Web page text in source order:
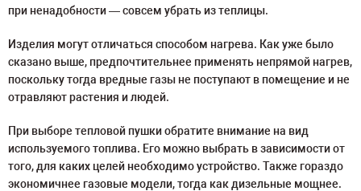
при ненадобности — совсем убрать из теплицы.
Изделия могут отличаться способом нагрева. Как уже было
сказано выше, предпочтительнее применять непрямой нагрев,
поскольку тогда вредные газы не поступают в помещение и не
отравляют растения и людей.
При выборе тепловой пушки обратите внимание на вид
используемого топлива. Его можно выбрать в зависимости от
того, для каких целей необходимо устройство. Также гораздо
экономичнее газовые модели, тогда как дизельные мощнее.